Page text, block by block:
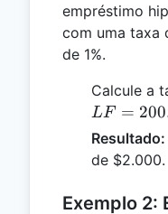
empréstimo
com uma taxa
de 1%.
Calcule a
LF =
Resultado:
de $2.000.
Exemplo 2: